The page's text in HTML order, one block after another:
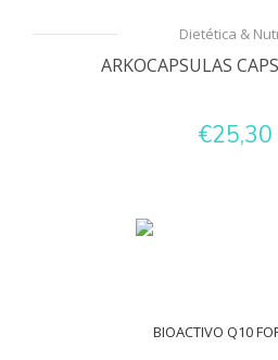
Dietética &
ARKOCAPSULAS
€25,30